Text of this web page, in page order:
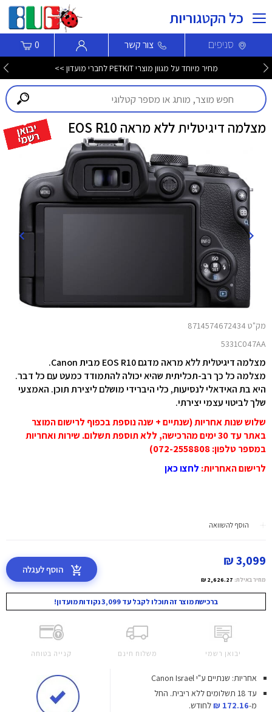
כל הקטגוריות
סניפים צור קשר 0
מחיר מיוחד על מגוון מוצרי PETKIT לחברי מועדון >>
מצלמה דיגיטלית ללא מראה EOS R10
מק"ט 8714574672434
5331C047AA
מצלמה דיגיטלית ללא מראה מדגם EOS R10 מבית Canon.
מצלמה כל כך רב-תכליתית שהיא יכולה להתמודד כמעט עם כל דבר.
היא בת האידאלי לנסיעות, כלי היברידי מושלם ליצירת תוכן. האמצעי
שלך לביטוי עצמי יצירתי.
שלוש שנות אחריות (שנתיים + שנה נוספת בכפוף לרישום המוצר
באתר עד 30 ימים מהרכישה, ללא תוספת תשלום. שירות ואחריות
במספר טלפון: 072-2558808)
לרישום האחריות: לחצו כאן
הוסף להשוואה
3,099 ₪
מחיר באילת: 2,626.27 ₪
הוסף לעגלה
ברכישת מוצר זה תוכלו לקבל עד 3,099 נקודות מועדון!
יבואן רשמי משלוח חינם קנייה בטוחה
אחריות: שנתיים ע"י Canon Israel
עד 18 תשלומים ללא ריבית.
החל
מ-172.16 ₪
לחודש.